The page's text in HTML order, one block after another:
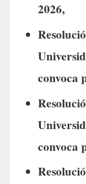
2026,
convoca
convoca